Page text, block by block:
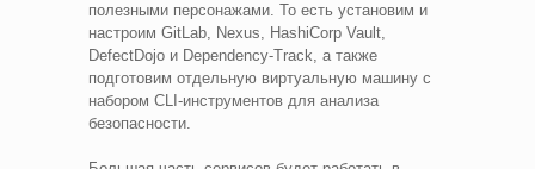
полезными персонажами. То есть установим и
настроим GitLab, Nexus, HashiCorp Vault,
DefectDojo и Dependency-Track, а также
подготовим отдельную виртуальную машину с
набором CLI-инструментов для анализа
безопасности.